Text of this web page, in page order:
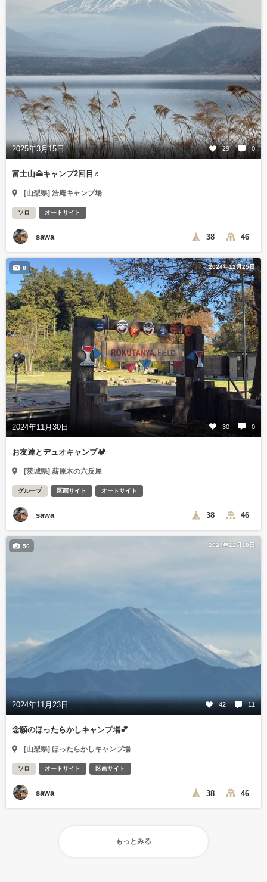
2025年3月15日 29 0
富士山🗻キャンプ2回目♬
[山梨県] 浩庵キャンプ場
ソロ オートサイト
sawa 38 46
2024年12月25日
2024年11月30日 30 0
8
お友達とデュオキャンプ🏕️
[茨城県] 薪原木の六反屋
グループ 区画サイト オートサイト
sawa 38 46
2024年12月18日
2024年11月23日 42 11
56
念願のほったらかしキャンプ場💕
[山梨県] ほったらかしキャンプ場
ソロ オートサイト 区画サイト
sawa 38 46
もっとみる